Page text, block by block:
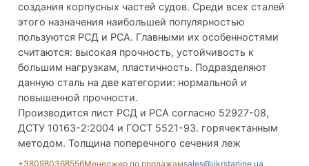
создания корпусных частей судов. Среди всех сталей
этого назначения наибольшей популярностью
пользуются РСД и РСА. Главными их особенностями
считаются: высокая прочность, устойчивость к
большим нагрузкам, пластичность. Подразделяют
данную сталь на две категории: нормальной и
повышенной прочности.
Производится лист РСД и РСА согласно 52927-08,
ДСТУ 10163-2:2004 и ГОСТ 5521-93. горячектанным
методом. Толщина поперечного сечения леж
+380980368556Менеджер по продажамsales@ukrstarline.ua